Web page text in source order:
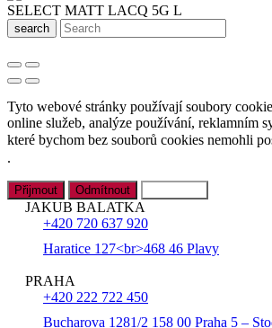
search
Tyto webové stránky používají soubory
online služeb, analýze používání, reklamním
které bychom bez souborů cookies nemohli
.
Přijmout Odmítnout
JAKUB BALATKA
+420 720 637 920
Haratice 127<br>468 46 Plavy
PRAHA
+420 222 722 450
Bucharova 1281/2 158 00 Praha 5 –